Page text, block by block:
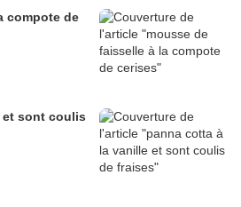
compote de
et sont coulis